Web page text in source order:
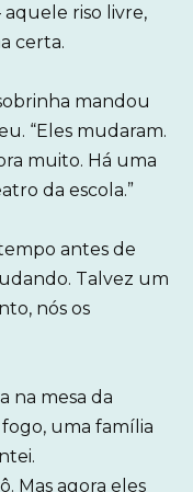
riso livre,
certa.
mandou
“Eles mudaram.
muito. Há uma
da escola.”
antes de
Talvez um
nós os
na mesa da
uma família
Mas agora eles